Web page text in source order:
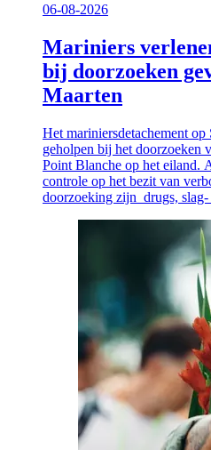
06-08-2026
Mariniers
bij doorzoeken
Maarten
Het mariniersdetachement
geholpen bij het doorzoeken
Point Blanche op het eiland.
controle op het bezit van
doorzoeking zijn drugs, slag-